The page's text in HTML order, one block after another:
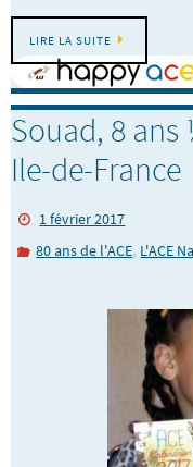
LIRE LA SUITE
Souad, 8
Ile-de-France
1 février 2017
80 ans de l'ACE, L'ACE